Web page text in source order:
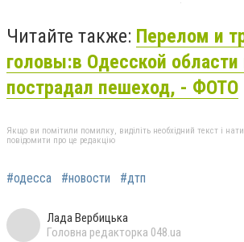
Читайте также: Перелом и
головы:в Одесской
пострадал пешеход, - ФОТО
Якщо ви помітили помилку, виділіть необхідний текст і
повідомити про це редакцію
#одесса #новости #дтп
Лада Вербицька
Головна редакторка 048.ua